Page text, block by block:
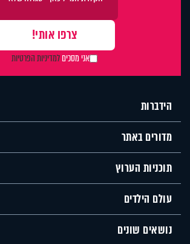
אני מסכיםלמדיניות הפרטיות
הידברות
מדורים באתר
תוכניות הערוץ
עולם הילדים
נושאים שונים